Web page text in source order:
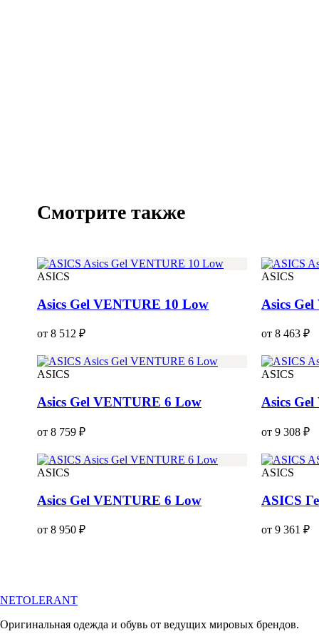
Смотрите также
ASICS
Asics Gel VENTURE 10 Low
от 8 512 ₽
ASICS
Asics
от 8 463 ₽
ASICS
Asics Gel VENTURE 6 Low
от 8 759 ₽
ASICS
Asics
от 9 308 ₽
ASICS
Asics Gel VENTURE 6 Low
от 8 950 ₽
ASICS
ASICS
от 9 361 ₽
NETOLERANT
Оригинальная одежда и обувь от ведущих мировых брендов.